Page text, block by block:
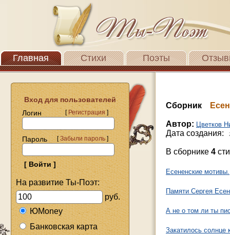
Главная Стихи Поэты
Вход для пользователей
Логин
[Регистрация]
Пароль [Забыли пароль]
На развитие Ты-Поэт:
руб.
ЮMoney
Банковская карта
Сборник
Автор: Цветков
Дата создания:
В сборнике 4
Есененские мотивы.
Памяти Сергея
А не о том ли ты
Закатилось солнце